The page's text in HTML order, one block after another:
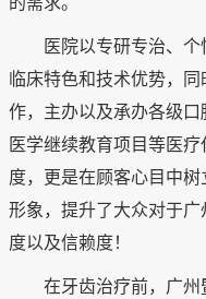
医院以专研专治、
临床特色和技术优势，
作，主办以及承办各级
医学继续教育项目等医
度，更是在顾客心目中
形象，提升了大众对于
度以及信赖度！
在牙齿治疗前，广